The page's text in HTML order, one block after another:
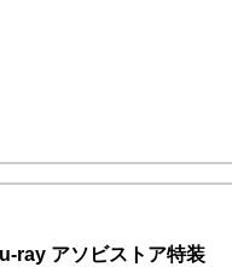
ray アソビストア特装